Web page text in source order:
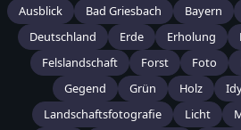
Ausblick Bad Griesbach Bayern
Deutschland
Erde Erholung
Felslandschaft
Forst Foto
Gegend
Grün Holz
Landschaftsfotografie
Licht